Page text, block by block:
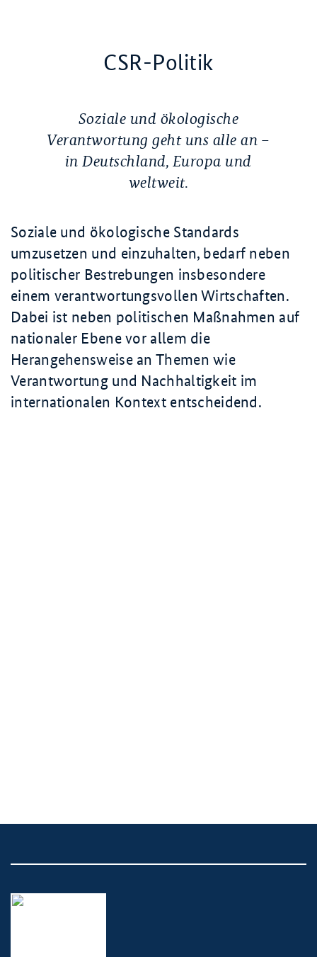
CSR-Politik
Soziale und ökologische
Verantwortung geht uns alle an –
in Deutschland, Europa und
weltweit.
Soziale und ökologische Standards
umzusetzen und einzuhalten, bedarf neben
politischer Bestrebungen insbesondere
einem verantwortungsvollen Wirtschaften.
Dabei ist neben politischen Maßnahmen auf
nationaler Ebene vor allem die
Herangehensweise an Themen wie
Verantwortung und Nachhaltigkeit im
internationalen Kontext entscheidend.